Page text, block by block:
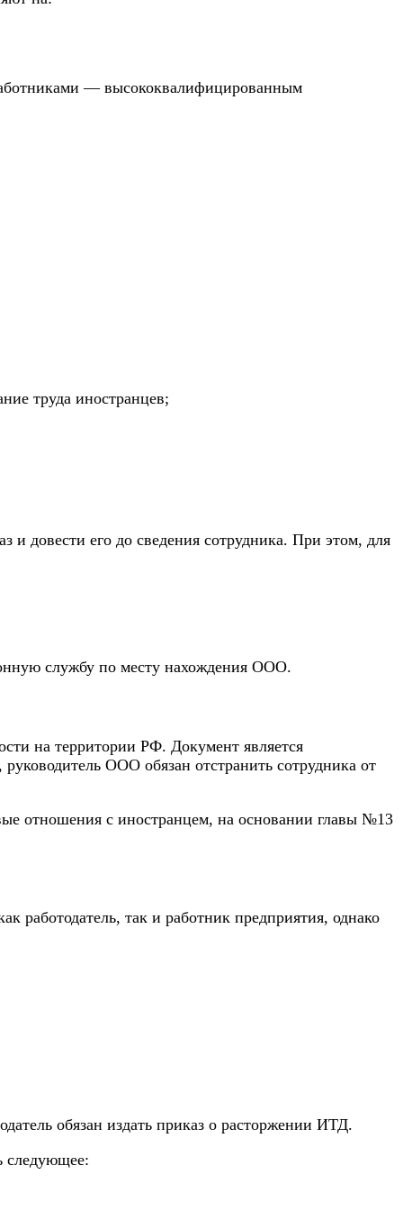
— высококвалифицированным
труда иностранцев;
и довести его до сведения сотрудника. При этом, для
службу по месту нахождения ООО.
на территории РФ. Документ является
руководитель ООО обязан отстранить сотрудника от
отношения с иностранцем, на основании главы №13
работодатель, так и работник предприятия, однако
обязан издать приказ о расторжении ИТД.
следующее: